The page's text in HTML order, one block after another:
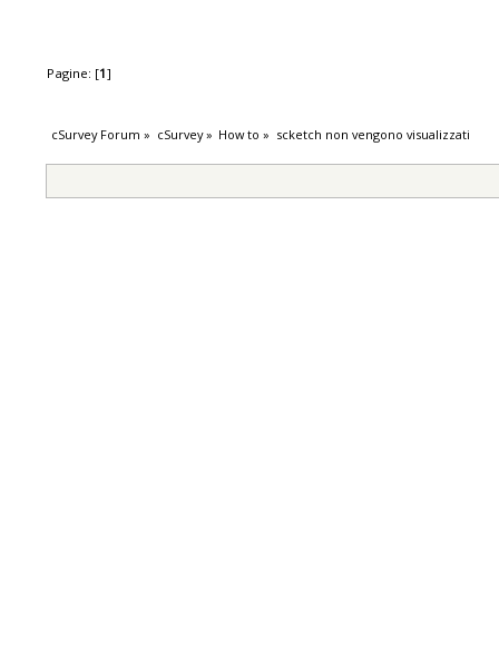
Pagine: [1]
cSurvey Forum » cSurvey» How to » scketch non vengono visualizzati